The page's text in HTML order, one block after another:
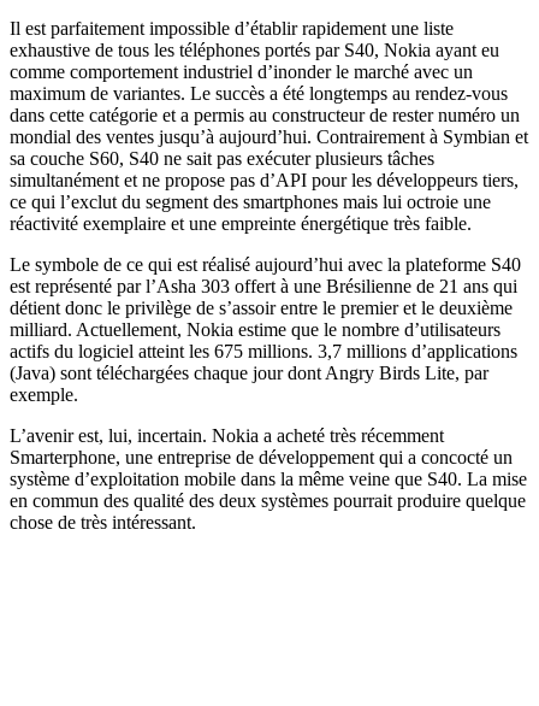
Il est parfaitement impossible d’établir rapidement une liste
exhaustive de tous les téléphones portés par S40, Nokia ayant eu
comme comportement industriel d’inonder le marché avec un
maximum de variantes. Le succès a été longtemps au rendez-vous
dans cette catégorie et a permis au constructeur de rester numéro un
mondial des ventes jusqu’à aujourd’hui. Contrairement à Symbian et
sa couche S60, S40 ne sait pas exécuter plusieurs tâches
simultanément et ne propose pas d’API pour les développeurs tiers,
ce qui l’exclut du segment des smartphones mais lui octroie une
réactivité exemplaire et une empreinte énergétique très faible.
Le symbole de ce qui est réalisé aujourd’hui avec la plateforme S40
est représenté par l’Asha 303 offert à une Brésilienne de 21 ans qui
détient donc le privilège de s’assoir entre le premier et le deuxième
milliard. Actuellement, Nokia estime que le nombre d’utilisateurs
actifs du logiciel atteint les 675 millions. 3,7 millions d’applications
(Java) sont téléchargées chaque jour dont Angry Birds Lite, par
exemple.
L’avenir est, lui, incertain. Nokia a acheté très récemment
Smarterphone, une entreprise de développement qui a concocté un
système d’exploitation mobile dans la même veine que S40. La mise
en commun des qualité des deux systèmes pourrait produire quelque
chose de très intéressant.